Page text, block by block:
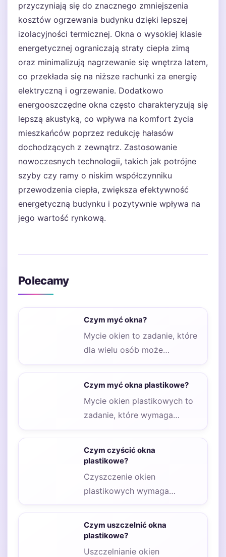
przyczyniają się do znacznego zmniejszenia
kosztów ogrzewania budynku dzięki lepszej
izolacyjności termicznej. Okna o wysokiej klasie
energetycznej ograniczają straty ciepła zimą
oraz minimalizują nagrzewanie się wnętrza latem,
co przekłada się na niższe rachunki za energię
elektryczną i ogrzewanie. Dodatkowo
energooszczędne okna często charakteryzują się
lepszą akustyką, co wpływa na komfort życia
mieszkańców poprzez redukcję hałasów
dochodzących z zewnątrz. Zastosowanie
nowoczesnych technologii, takich jak potrójne
szyby czy ramy o niskim współczynniku
przewodzenia ciepła, zwiększa efektywność
energetyczną budynku i pozytywnie wpływa na
jego wartość rynkową.
Polecamy
Czym myć okna?
Mycie okien to zadanie, które
dla wielu osób może
wydawać się uciążliwe, ale z
Czym myć okna plastikowe?
Mycie okien plastikowych to
zadanie, które wymaga
odpowiednich środków
najlepsze efekty. Warto…
Czym czyścić okna
plastikowe?
Czyszczenie okien
plastikowych wymaga
zastosowania odpowiednich
środków czyszczących, które
nie tylko skutecznie usuną
zanieczyszczenia, ale…
Czym uszczelnić okna
plastikowe?
Uszczelnianie okien